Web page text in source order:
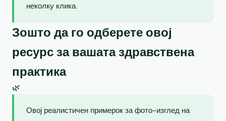
неколку клика.
Зошто да го одберете овој
ресурс за вашата здравствена
практика
🌿
Овој реалистичен примерок за фото-изглед на